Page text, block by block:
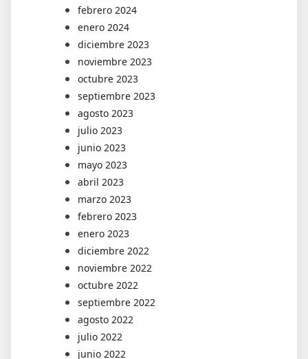
febrero 2024
enero 2024
diciembre 2023
noviembre 2023
octubre 2023
septiembre 2023
agosto 2023
julio 2023
junio 2023
mayo 2023
abril 2023
marzo 2023
febrero 2023
enero 2023
diciembre 2022
noviembre 2022
octubre 2022
septiembre 2022
agosto 2022
julio 2022
junio 2022